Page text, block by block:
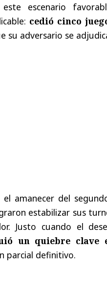
escenario
cedió cinco
su adversario se
amanecer del
estabilizar sus
Justo cuando el
un quiebre clave
parcial definitivo.